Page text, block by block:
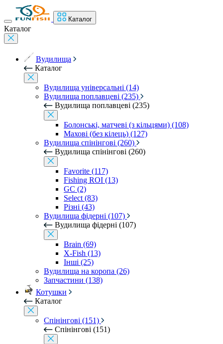
Каталог
Каталог
Вудилища
Каталог
Вудилища універсальні (14)
Вудилища поплавцеві (235)
Вудилища поплавцеві (235)
Болонські, матчеві (з кільцями) (108)
Махові (без кілець) (127)
Вудилища спінінгові (260)
Вудилища спінінгові (260)
Favorite (117)
Fishing ROI (13)
GC (2)
Select (83)
Різні (43)
Вудилища фідерні (107)
Вудилища фідерні (107)
Brain (69)
X-Fish (13)
Інші (25)
Вудилища на коропа (26)
Запчастини (138)
Котушки
Каталог
Спінінгові (151)
Спінінгові (151)